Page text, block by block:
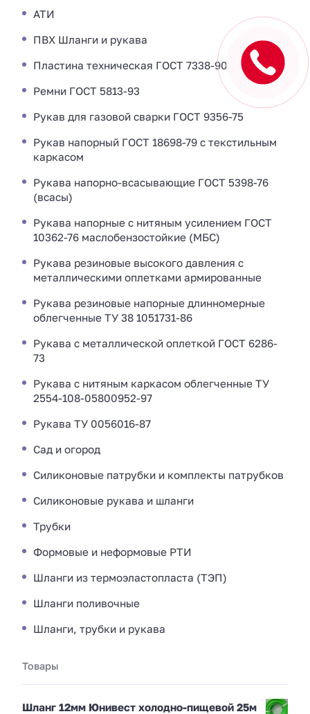
АТИ
ПВХ Шланги и рукава
Пластина техническая ГОСТ 7338-90
Ремни ГОСТ 5813-93
Рукав для газовой сварки ГОСТ 9356-75
Рукав напорный ГОСТ 18698-79 с текстильным
каркасом
Рукава напорно-всасывающие ГОСТ 5398-76
(всасы)
Рукава напорные с нитяным усилением ГОСТ
10362-76 маслобензостойкие (МБС)
Рукава резиновые высокого давления с
металлическими оплетками армированные
Рукава резиновые напорные длинномерные
облегченные ТУ 38 1051731-86
Рукава с металлической оплеткой ГОСТ 6286-
73
Рукава с нитяным каркасом облегченные ТУ
2554-108-05800952-97
Рукава ТУ 0056016-87
Сад и огород
Силиконовые патрубки и комплекты патрубков
Силиконовые рукава и шланги
Трубки
Формовые и неформовые РТИ
Шланги из термоэластопласта (ТЭП)
Шланги поливочные
Шланги, трубки и рукава
Товары
Шланг 12мм Юнивест холодно-пищевой 25м